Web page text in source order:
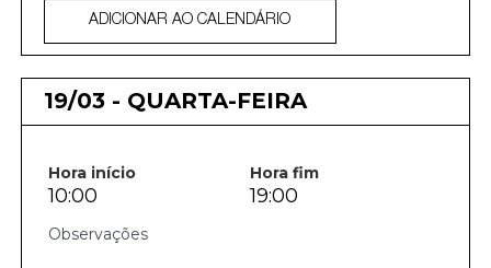
ADICIONAR AO CALENDÁRIO
19/03 - QUARTA-FEIRA
Hora início Hora fim
10:00 19:00